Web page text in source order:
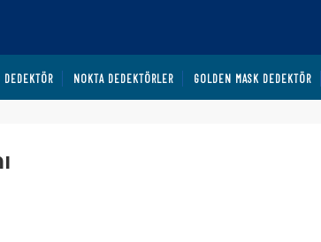
DEDEKTÖR NOKTA DEDEKTÖRLER GOLDEN MASK DEDEKTÖR